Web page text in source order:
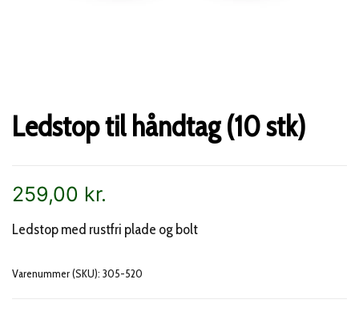
Ledstop til håndtag (10 stk)
259,00 kr.
Ledstop med rustfri plade og bolt
Varenummer (SKU): 305-520